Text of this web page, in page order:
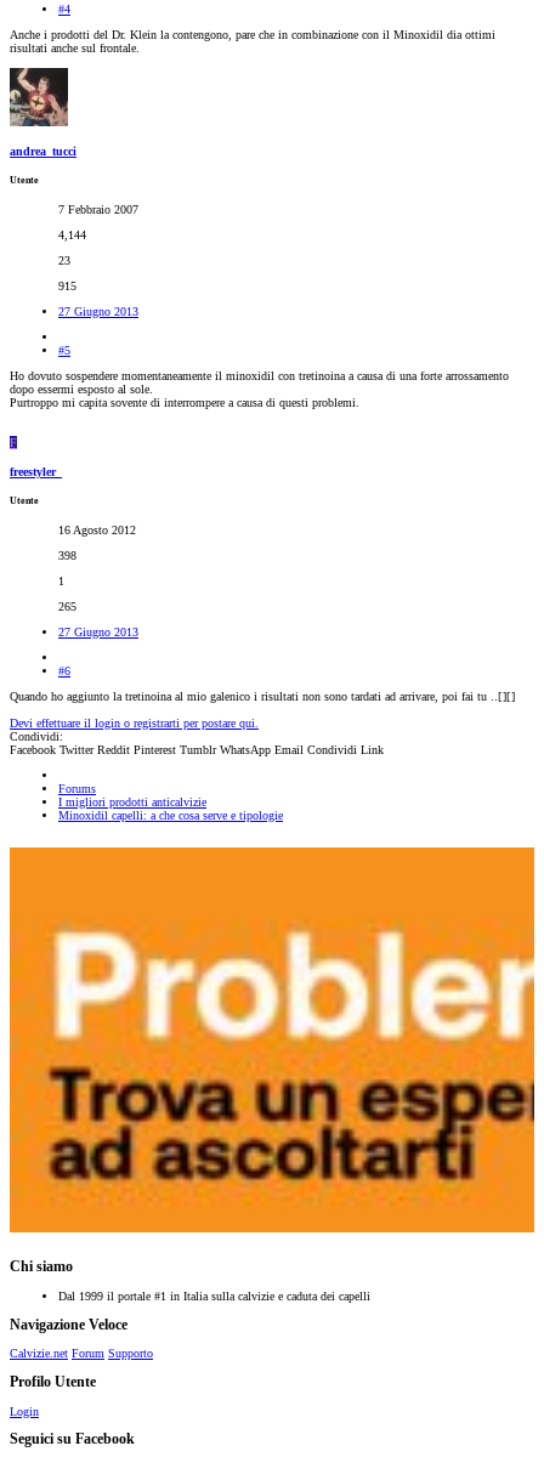
#4
Anche i prodotti del Dr. Klein la contengono, pare che in combinazione con il Minoxidil dia ottimi
risultati anche sul frontale.
andrea_tucci
Utente
7 Febbraio 2007
4,144
23
915
27 Giugno 2013
#5
Ho dovuto sospendere momentaneamente il minoxidil con tretinoina a causa di una forte arrossamento
dopo essermi esposto al sole.
Purtroppo mi capita sovente di interrompere a causa di questi problemi.
F
freestyler_
Utente
16 Agosto 2012
398
1
265
27 Giugno 2013
#6
Quando ho aggiunto la tretinoina al mio galenico i risultati non sono tardati ad arrivare, poi fai tu ..[][]
Devi effettuare il login o registrarti per postare qui.
Condividi:
Facebook Twitter Reddit Pinterest Tumblr WhatsApp Email Condividi Link
Forums
I migliori prodotti anticalvizie
Minoxidil capelli: a che cosa serve e tipologie
Chi siamo
Dal 1999 il portale #1 in Italia sulla calvizie e caduta dei capelli
Navigazione Veloce
Calvizie.net Forum Supporto
Profilo Utente
Login
Seguici su Facebook